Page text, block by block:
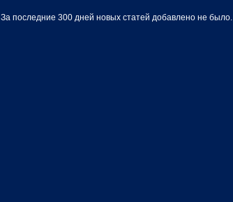
За последние 300 дней новых статей добавлено не было.